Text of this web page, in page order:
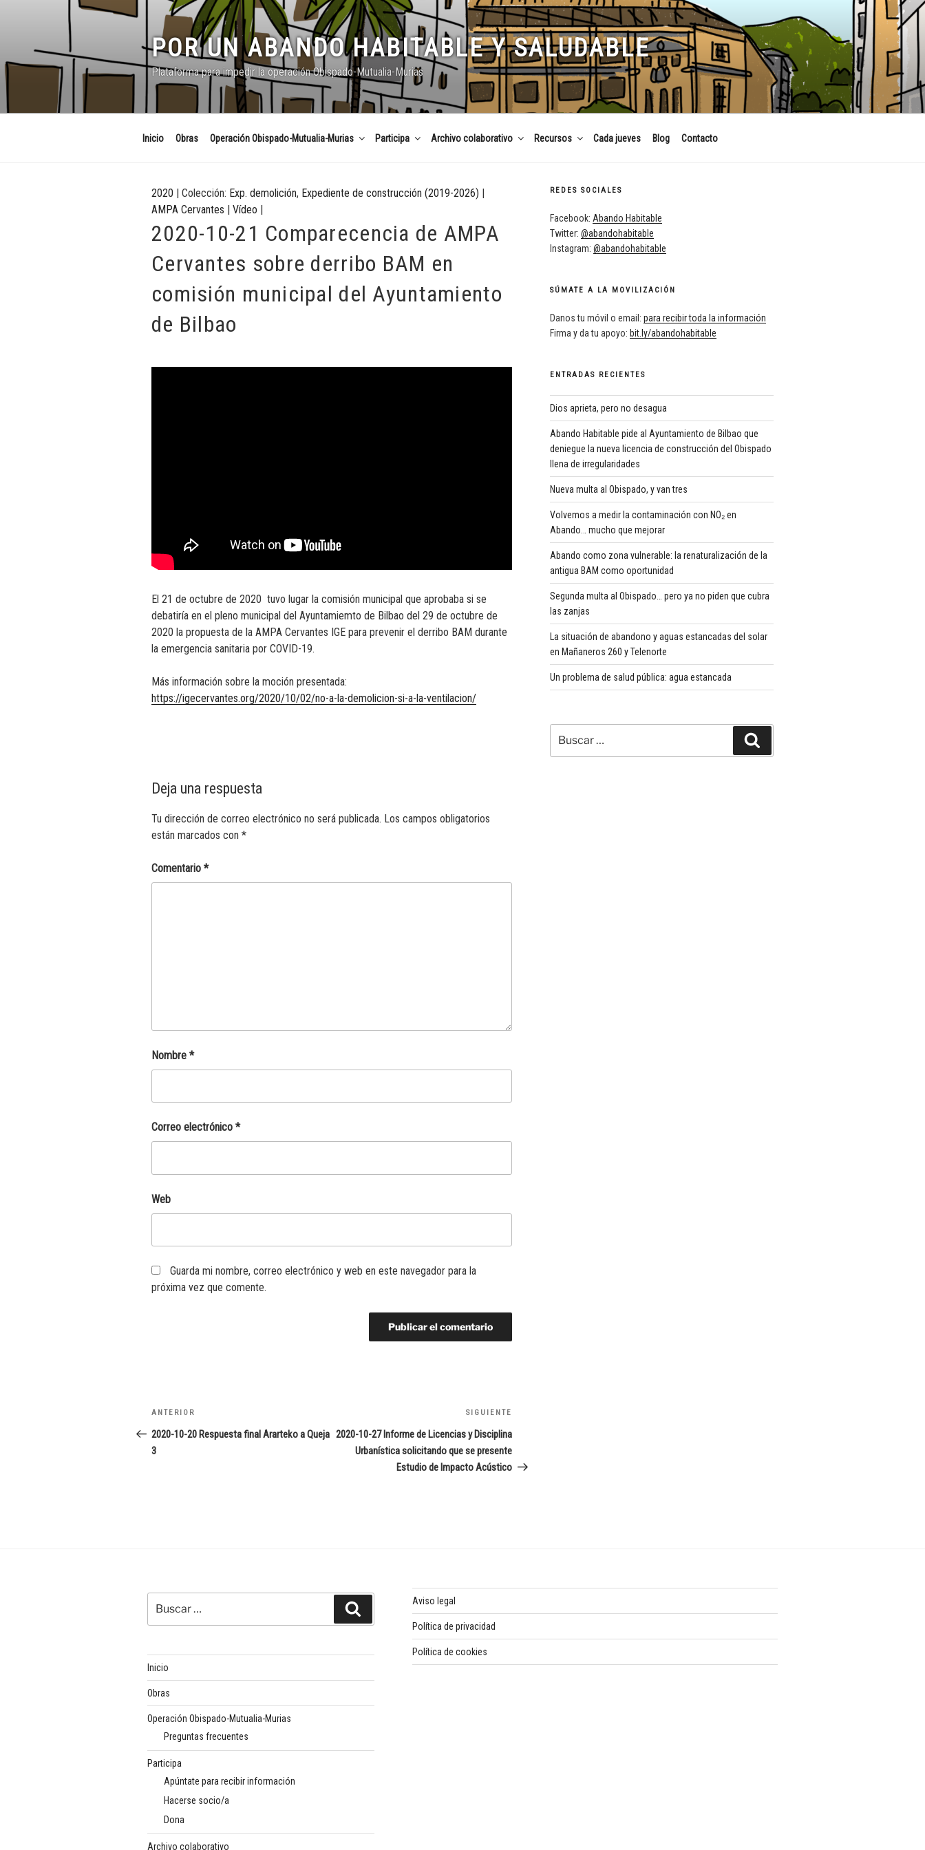
POR UN ABANDO HABITABLE Y SALUDABLE
Plataforma para impedir la operación Obispado-Mutualia-Murias
Inicio Obras Operación Obispado-Mutualia-Murias Participa Archivo colaborativo Recursos Cada jueves Blog Contacto
2020 | Colección: Exp. demolición, Expediente de construcción (2019-2026) |
AMPA Cervantes | Vídeo |
2020-10-21 Comparecencia de AMPA
Cervantes sobre derribo BAM en
comisión municipal del Ayuntamiento
de Bilbao
El 21 de octubre de 2020 tuvo lugar la comisión municipal que aprobaba si se
debatiría en el pleno municipal del Ayuntamiemto de Bilbao del 29 de octubre de
2020 la propuesta de la AMPA Cervantes IGE para prevenir el derribo BAM durante
la emergencia sanitaria por COVID-19.
Más información sobre la moción presentada:
https://igecervantes.org/2020/10/02/no-a-la-demolicion-si-a-la-ventilacion/
Deja una respuesta
Tu dirección de correo electrónico no será publicada. Los campos obligatorios
están marcados con *
Comentario *
Nombre *
Correo electrónico *
Web
Guarda mi nombre, correo electrónico y web en este navegador para la
próxima vez que comente.
Navegación
de
entradas
Entrada
anterior:
ANTERIOR
2020-10-20 Respuesta final Ararteko a Queja
3
entrada
SIGUIENTE
2020-10-27 Informe de Licencias y Disciplina
Urbanística solicitando que se presente
Estudio de Impacto Acústico
REDES SOCIALES
Facebook: Abando Habitable
Twitter: @abandohabitable
Instagram: @abandohabitable
SÚMATE A LA MOVILIZACIÓN
Danos tu móvil o email: para recibir toda la información
Firma y da tu apoyo: bit.ly/abandohabitable
ENTRADAS RECIENTES
Dios aprieta, pero no desagua
Abando Habitable pide al Ayuntamiento de Bilbao que
deniegue la nueva licencia de construcción del Obispado
llena de irregularidades
Nueva multa al Obispado, y van tres
Volvemos a medir la contaminación con NO₂ en
Abando… mucho que mejorar
Abando como zona vulnerable: la renaturalización de la
antigua BAM como oportunidad
Segunda multa al Obispado… pero ya no piden que cubra
las zanjas
La situación de abandono y aguas estancadas del solar
en Mañaneros 260 y Telenorte
Un problema de salud pública: agua estancada
por:
por:
Inicio
Obras
Operación Obispado-Mutualia-Murias
Preguntas frecuentes
Participa
Apúntate para recibir información
Hacerse socio/a
Dona
Archivo colaborativo
Aviso legal
Política de privacidad
Política de cookies